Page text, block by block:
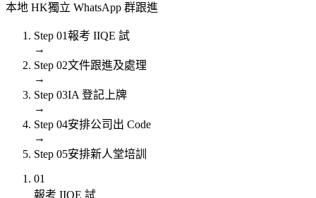
本地 HK獨立 WhatsApp 群跟進
Step 01報考 IIQE 試
→
Step 02文件跟進及處理
→
Step 03IA 登記上牌
→
Step 04安排公司出 Code
→
Step 05安排新人堂培訓
01
報考 IIQE 試